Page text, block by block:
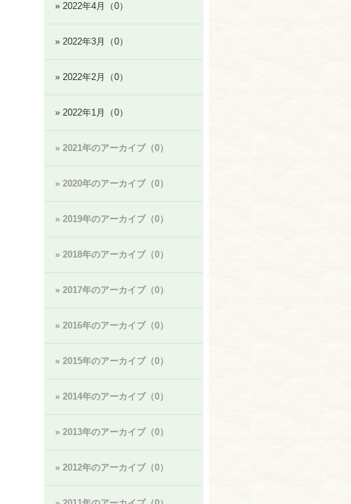
» 2022年4月（0）
» 2022年3月（0）
» 2022年2月（0）
» 2022年1月（0）
» 2021年のアーカイブ（0）
» 2020年のアーカイブ（0）
» 2019年のアーカイブ（0）
» 2018年のアーカイブ（0）
» 2017年のアーカイブ（0）
» 2016年のアーカイブ（0）
» 2015年のアーカイブ（0）
» 2014年のアーカイブ（0）
» 2013年のアーカイブ（0）
» 2012年のアーカイブ（0）